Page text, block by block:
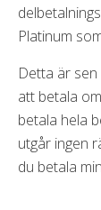
Platinum
Detta är
att betala
betala hela
utgår ingen
du betala